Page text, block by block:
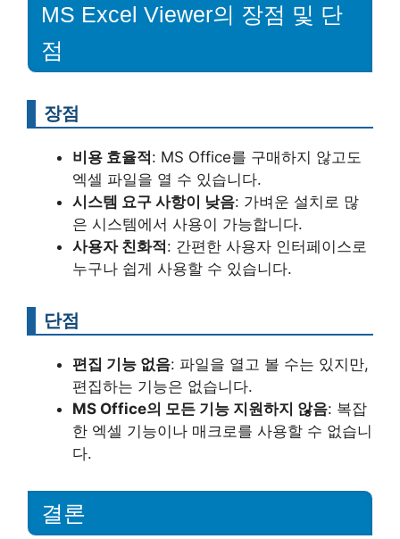
MS Excel Viewer의 장점 및 단
점
장점
비용 효율적: MS Office를 구매하지 않고도
엑셀 파일을 열 수 있습니다.
시스템 요구 사항이 낮음: 가벼운 설치로 많
은 시스템에서 사용이 가능합니다.
사용자 친화적: 간편한 사용자 인터페이스로
누구나 쉽게 사용할 수 있습니다.
단점
편집 기능 없음: 파일을 열고 볼 수는 있지만,
편집하는 기능은 없습니다.
MS Office의 모든 기능 지원하지 않음: 복잡
한 엑셀 기능이나 매크로를 사용할 수 없습니
다.
결론